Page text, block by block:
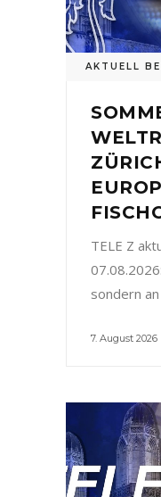
AKTUELL
TELE Z
sondern
7. August 2026